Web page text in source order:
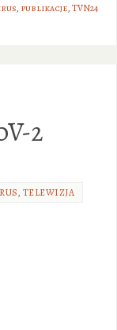
, publikacje,TVN24
2
, TELEWIZJA